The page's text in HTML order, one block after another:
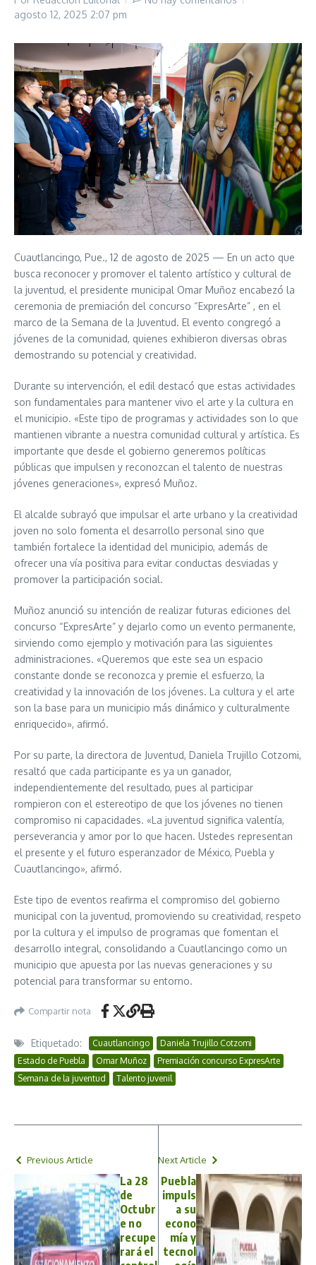
agosto 12, 2025 2:07 pm
Cuautlancingo, Pue., 12 de agosto de 2025 — En un acto que
busca reconocer y promover el talento artístico y cultural de
la juventud, el presidente municipal Omar Muñoz encabezó la
ceremonia de premiación del concurso “ExpresArte” , en el
marco de la Semana de la Juventud. El evento congregó a
jóvenes de la comunidad, quienes exhibieron diversas obras
demostrando su potencial y creatividad.
Durante su intervención, el edil destacó que estas actividades
son fundamentales para mantener vivo el arte y la cultura en
el municipio. «Este tipo de programas y actividades son lo que
mantienen vibrante a nuestra comunidad cultural y artística. Es
importante que desde el gobierno generemos políticas
públicas que impulsen y reconozcan el talento de nuestras
jóvenes generaciones», expresó Muñoz.
El alcalde subrayó que impulsar el arte urbano y la creatividad
joven no solo fomenta el desarrollo personal sino que
también fortalece la identidad del municipio, además de
ofrecer una vía positiva para evitar conductas desviadas y
promover la participación social.
Muñoz anunció su intención de realizar futuras ediciones del
concurso “ExpresArte” y dejarlo como un evento permanente,
sirviendo como ejemplo y motivación para las siguientes
administraciones. «Queremos que este sea un espacio
constante donde se reconozca y premie el esfuerzo, la
creatividad y la innovación de los jóvenes. La cultura y el arte
son la base para un municipio más dinámico y culturalmente
enriquecido», afirmó.
Por su parte, la directora de Juventud, Daniela Trujillo Cotzomi,
resaltó que cada participante es ya un ganador,
independientemente del resultado, pues al participar
rompieron con el estereotipo de que los jóvenes no tienen
compromiso ni capacidades. «La juventud significa valentía,
perseverancia y amor por lo que hacen. Ustedes representan
el presente y el futuro esperanzador de México, Puebla y
Cuautlancingo», afirmó.
Este tipo de eventos reafirma el compromiso del gobierno
municipal con la juventud, promoviendo su creatividad, respeto
por la cultura y el impulso de programas que fomentan el
desarrollo integral, consolidando a Cuautlancingo como un
municipio que apuesta por las nuevas generaciones y su
potencial para transformar su entorno.
Compartir nota
Etiquetado: Cuautlancingo
Daniela Trujillo Cotzomi
Estado de Puebla
Omar Muñoz
Premiación concurso ExpresArte
Semana de la juventud
Talento juvenil
Previous Article
La 28
de
Octubr
e no
recupe
rará el
Next Article
Puebla
impuls
a su
econo
mía y
tecnol